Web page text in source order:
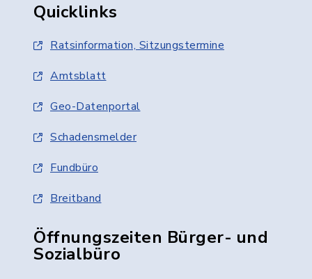
Quicklinks
Ratsinformation, Sitzungstermine
Amtsblatt
Geo-Datenportal
Schadensmelder
Fundbüro
Breitband
Öffnungszeiten Bürger- und
Sozialbüro